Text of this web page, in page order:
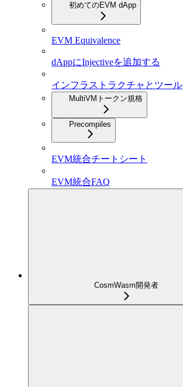
初めてのEVM dApp
EVM Equivalence
dAppにInjectiveを追加する
インフラストラクチャとツール
MultiVMトークン規格
Precompiles
EVM統合チートシート
EVM統合FAQ
CosmWasm開発者